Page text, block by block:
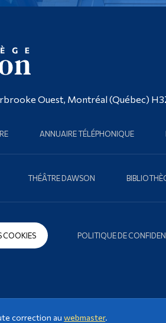
Ouest, Montréal (Québec)
ANNUAIRE TÉLÉPHONIQUE
THÉÂTRE DAWSON
COOKIES POLITIQUE DE
correction auwebmaster.